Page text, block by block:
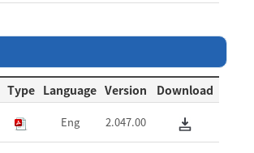
Type Language Version Download
Eng 2.047.00